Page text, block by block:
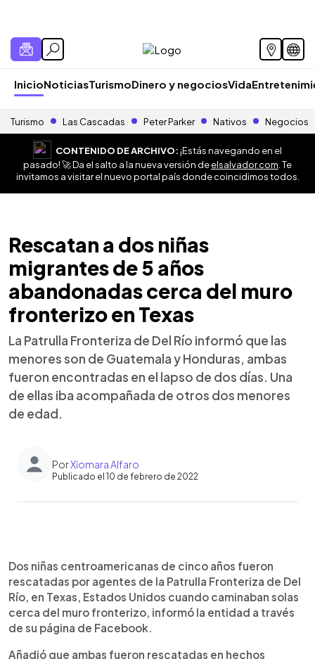
InicioNoticiasTurismoDinero y negociosVida
Turismo Las Cascadas Peter Parker Nativos Negocios
CONTENIDO DE ARCHIVO:¡Estás navegando en el
pasado! 🚀 Da el salto a la nueva versión deelsalvador.com . Te
invitamos a visitar el nuevo portal país donde coincidimos todos.
Rescatan a dos niñas
migrantes de 5 años
abandonadas cerca del muro
fronterizo en Texas
La Patrulla Fronteriza de Del Río informó que las
menores son de Guatemala y Honduras, ambas
fueron encontradas en el lapso de dos días. Una
de ellas iba acompañada de otros dos menores
de edad.
PorXiomara Alfaro
Publicado el 10 de febrero de 2022
► Escuchar artículo
Dos niñas centroamericanas de cinco años fueron
rescatadas por agentes de la Patrulla Fronteriza de Del
Río, en Texas, Estados Unidos cuando caminaban solas
cerca del muro fronterizo, informó la entidad a través
de su página de Facebook.
Añadió que ambas fueron rescatadas en hechos